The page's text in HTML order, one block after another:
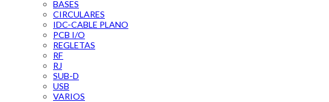
BASES
CIRCULARES
IDC-CABLE PLANO
PCB I/O
REGLETAS
RF
RJ
SUB-D
USB
VARIOS